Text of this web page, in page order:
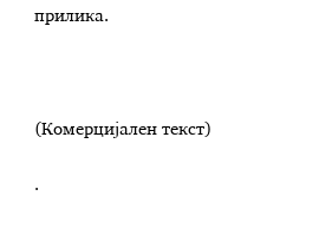
прилика.
(Комерцијален текст)
.